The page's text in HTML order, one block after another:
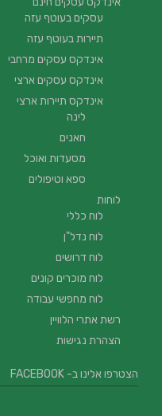
עסקים בעוטף עזה
תיירות בעוטף עזה
אינדקס עסקים מרחבי
אינדקס עסקים ארצי
אינדקס תיירות ארצי
לינה
חאנים
מסעדות ואוכל
ספא וטיפולים
לוחות
לוח כללי
לוח נדל"ן
לוח דרושים
לוח מוכרים קונים
לוח מחפשי עבודה
רשת אתרי הלוויין
הצהרת נגישות
הצטרפו אלינו ב- FACEBOOK